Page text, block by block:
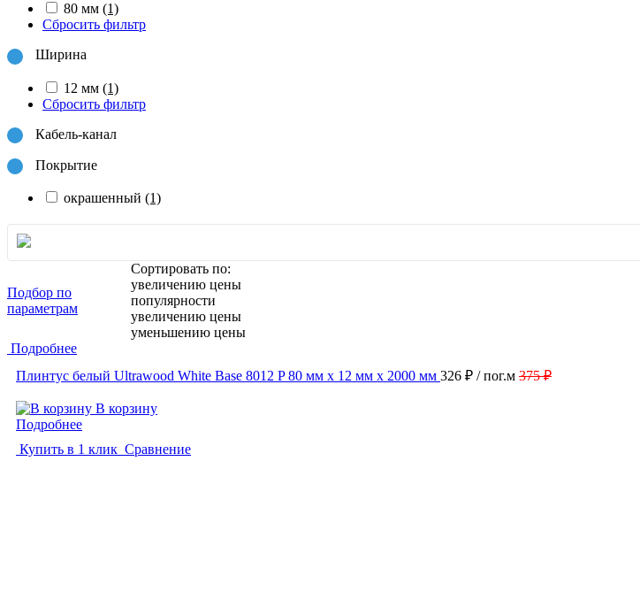
80 мм (1)
Сбросить фильтр
Ширина
12 мм (1)
Сбросить фильтр
Кабель-канал
Покрытие
окрашенный (1)
Подбор по
параметрам
Сортировать по:
увеличению цены
популярности
увеличению цены
уменьшению цены
Подробнее
Плинтус белый Ultrawood White Base 8012 P 80 мм х 12 мм х 2000 мм 326 ₽ / пог.м 375 ₽
В корзину
Подробнее
Купить в 1 клик Сравнение